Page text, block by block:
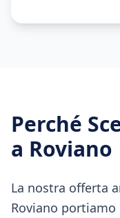
Perché
a Roviano
La nostra offerta
Roviano